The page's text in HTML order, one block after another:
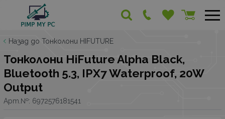
Назад до Тонколони HIFUTURE
Тонколони HiFuture Alpha Black,
Bluetooth 5.3, IPX7 Waterproof, 20W
Output
Арт.№: 6972576181541